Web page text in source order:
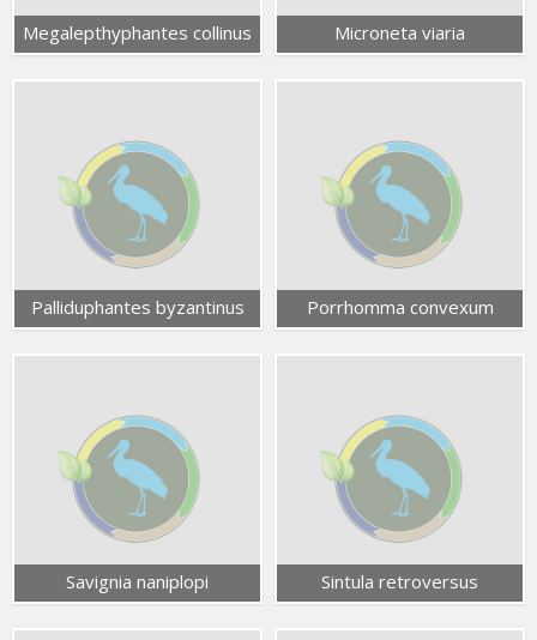
Megalepthyphantes collinus Microneta viaria
Palliduphantes byzantinus Porrhomma convexum
Savignia naniplopi Sintula retroversus